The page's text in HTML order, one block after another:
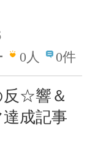
0人 0件
反☆響＆
成記事